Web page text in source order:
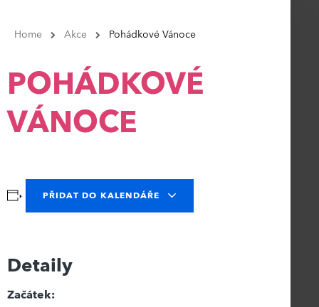
Home Akce Pohádkové Vánoce
POHÁDKOVÉ
VÁNOCE
PŘIDAT DO KALENDÁŘE
Detaily
Začátek: